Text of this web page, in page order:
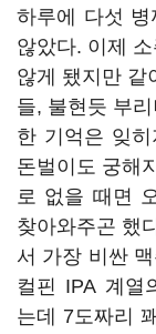
하루에 다섯 병
않았다. 이제
않게 됐지만 같
들, 불현듯 부
한 기억은 잊
돈벌이도 궁해
로 없을 때면
찾아와주곤 했
서 가장 비싼
컬핀 IPA 계열
는데 7도짜리